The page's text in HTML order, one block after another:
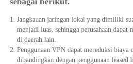
Jangkauan jaringan lokal yang dimiliki
menjadi luas, sehingga perusahaan dapat
di daerah lain.
Penggunaan VPN dapat mereduksi biaya
dibandingkan dengan penggunaan leased